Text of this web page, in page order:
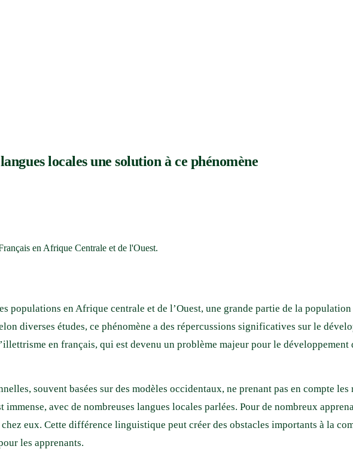
locales une solution à ce phénomène
en Afrique Centrale et de l'Ouest.
populations en Afrique centrale et de l’Ouest, une grande partie de la
diverses études, ce phénomène a des répercussions significatives sur le
en français, qui est devenu un problème majeur pour le
souvent basées sur des modèles occidentaux, ne prenant pas en compte
avec de nombreuses langues locales parlées. Pour de nombreux
eux. Cette différence linguistique peut créer des obstacles importants à la
les apprenants.